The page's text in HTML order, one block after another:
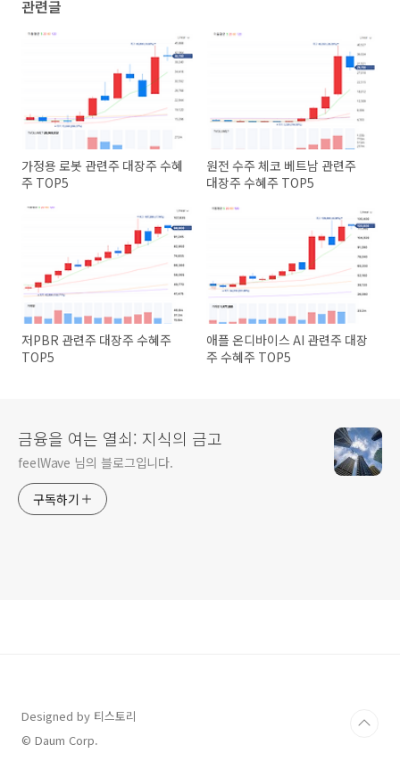
관련글
가정용 로봇 관련주 대장주 수혜
주 TOP5
원전 수주 체코 베트남 관련주
대장주 수혜주 TOP5
저PBR 관련주 대장주 수혜주
TOP5
애플 온디바이스 AI 관련주 대장
주 수혜주 TOP5
금융을 여는 열쇠: 지식의 금고
feelWave 님의 블로그입니다.
구독하기
Designed by 티스토리
© Daum Corp.